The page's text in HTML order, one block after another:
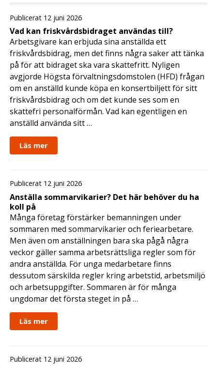
Publicerat 12 juni 2026
Vad kan friskvårdsbidraget användas till?
Arbetsgivare kan erbjuda sina anställda ett
friskvårdsbidrag, men det finns några saker att tänka
på för att bidraget ska vara skattefritt. Nyligen
avgjorde Högsta förvaltningsdomstolen (HFD) frågan
om en anställd kunde köpa en konsertbiljett för sitt
friskvårdsbidrag och om det kunde ses som en
skattefri personalförmån. Vad kan egentligen en
anställd använda sitt …
Läs mer
Publicerat 12 juni 2026
Anställa sommarvikarier? Det här behöver du ha
koll på
Många företag förstärker bemanningen under
sommaren med sommarvikarier och feriearbetare.
Men även om anställningen bara ska pågå några
veckor gäller samma arbetsrättsliga regler som för
andra anställda. För unga medarbetare finns
dessutom särskilda regler kring arbetstid, arbetsmiljö
och arbetsuppgifter. Sommaren är för många
ungdomar det första steget in på …
Läs mer
Publicerat 12 juni 2026